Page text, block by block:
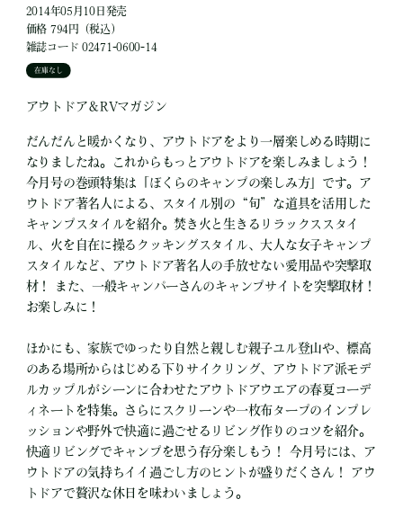
2014年05月10日発売
価格 794円（税込）
雑誌コード 02471-0600-14
在庫なし
アウトドア＆RVマガジン
だんだんと暖かくなり、アウトドアをより一層楽しめる時期に
なりましたね。これからもっとアウトドアを楽しみましょう！
今月号の巻頭特集は「ぼくらのキャンプの楽しみ方」です。ア
ウトドア著名人による、スタイル別の“旬”な道具を活用した
キャンプスタイルを紹介。焚き火と生きるリラックススタイ
ル、火を自在に操るクッキングスタイル、大人な女子キャンプ
スタイルなど、アウトドア著名人の手放せない愛用品や突撃取
材！ また、一般キャンパーさんのキャンプサイトを突撃取材！
お楽しみに！
ほかにも、家族でゆったり自然と親しむ親子ユル登山や、標高
のある場所からはじめる下りサイクリング、アウトドア派モデ
ルカップルがシーンに合わせたアウトドアウエアの春夏コーデ
ィネートを特集。さらにスクリーンや一枚布タープのインプレ
ッションや野外で快適に過ごせるリビング作りのコツを紹介。
快適リビングでキャンプを思う存分楽しもう！ 今月号には、ア
ウトドアの気持ちイイ過ごし方のヒントが盛りだくさん！ アウ
トドアで贅沢な休日を味わいましょう。